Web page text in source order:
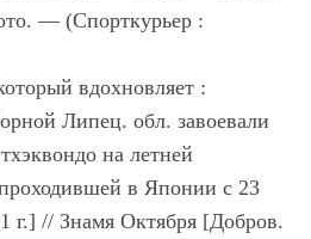
— (Спорткурьер :
вдохновляет :
Липец. обл. завоевали
на летней
в Японии с 23
г.] // Знамя Октября [Добров.